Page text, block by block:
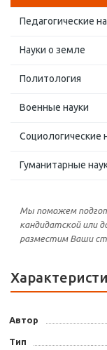
Педагогические
Науки о земле
Политология
Военные науки
Социологические
Гуманитарные
Мы поможем
кандидатской или
разместим Ваши
Автор
Тип